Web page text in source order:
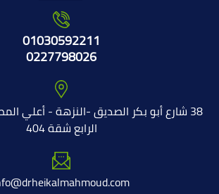
01030592211
0227798026
38 شارع أبو بكر الصديق -النزهة - أعلي
الرابع شقة 404